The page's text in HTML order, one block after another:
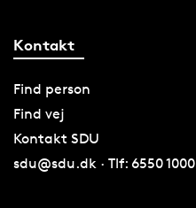
Kontakt
Find person
Find vej
Kontakt SDU
sdu@sdu.dk · Tlf: 6550 1000